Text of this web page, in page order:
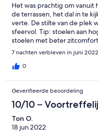
Het was prachtig om vanuit
de terrassen, het dal in te
verte. De stilte van de plek
sfeervol. Tip: stoelen aan
stoelen met beter
wandelgebied . De
vriendelijk en toegankelijk!
7 nachten verbleven in juni 2022
0
Geverifieerde beoordeling
10/10 –
Ton O.
18 jun 2022